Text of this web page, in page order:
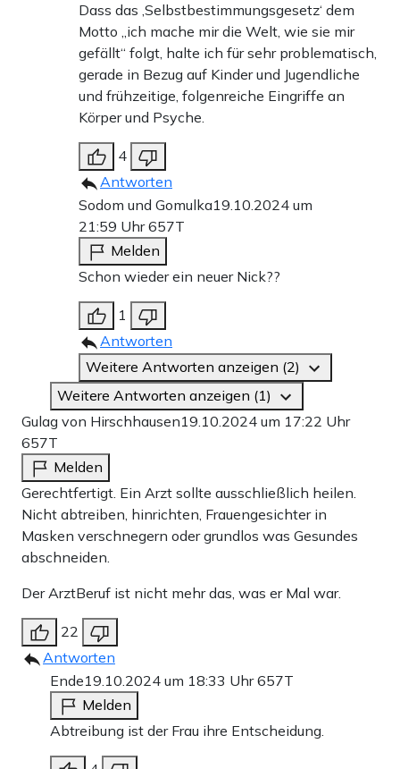
Dass das ‚Selbstbestimmungsgesetz‘ dem
Motto „ich mache mir die Welt, wie sie mir
gefällt“ folgt, halte ich für sehr problematisch,
gerade in Bezug auf Kinder und Jugendliche
und frühzeitige, folgenreiche Eingriffe an
Körper und Psyche.
4
Antworten
Sodom und Gomulka19.10.2024 um
21:59 Uhr657T
Melden
Schon wieder ein neuer Nick??
1
Antworten
Weitere Antworten anzeigen (2)
Weitere Antworten anzeigen (1)
Gulag von Hirschhausen19.10.2024 um 17:22 Uhr
657T
Melden
Gerechtfertigt. Ein Arzt sollte ausschließlich heilen.
Nicht abtreiben, hinrichten, Frauengesichter in
Masken verschnegern oder grundlos was Gesundes
abschneiden.
Der ArztBeruf ist nicht mehr das, was er Mal war.
22
Antworten
Ende19.10.2024 um 18:33 Uhr657T
Melden
Abtreibung ist der Frau ihre Entscheidung.